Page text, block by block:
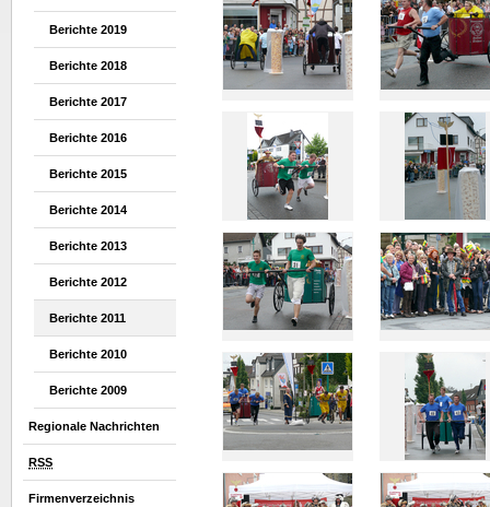
Berichte 2019
Berichte 2018
Berichte 2017
Berichte 2016
Berichte 2015
Berichte 2014
Berichte 2013
Berichte 2012
Berichte 2011
Berichte 2010
Berichte 2009
Regionale Nachrichten
RSS
Firmenverzeichnis